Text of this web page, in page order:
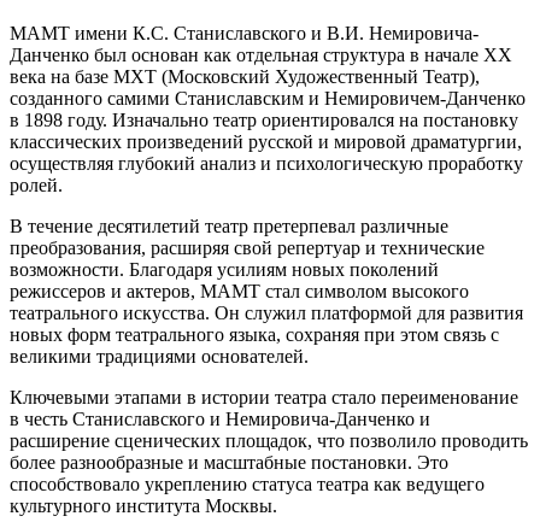
МАМТ имени К.С. Станиславского и В.И. Немировича-
Данченко был основан как отдельная структура в начале XX
века на базе МХТ (Московский Художественный Театр),
созданного самими Станиславским и Немировичем-Данченко
в 1898 году. Изначально театр ориентировался на постановку
классических произведений русской и мировой драматургии,
осуществляя глубокий анализ и психологическую проработку
ролей.
В течение десятилетий театр претерпевал различные
преобразования, расширяя свой репертуар и технические
возможности. Благодаря усилиям новых поколений
режиссеров и актеров, МАМТ стал символом высокого
театрального искусства. Он служил платформой для развития
новых форм театрального языка, сохраняя при этом связь с
великими традициями основателей.
Ключевыми этапами в истории театра стало переименование
в честь Станиславского и Немировича-Данченко и
расширение сценических площадок, что позволило проводить
более разнообразные и масштабные постановки. Это
способствовало укреплению статуса театра как ведущего
культурного института Москвы.